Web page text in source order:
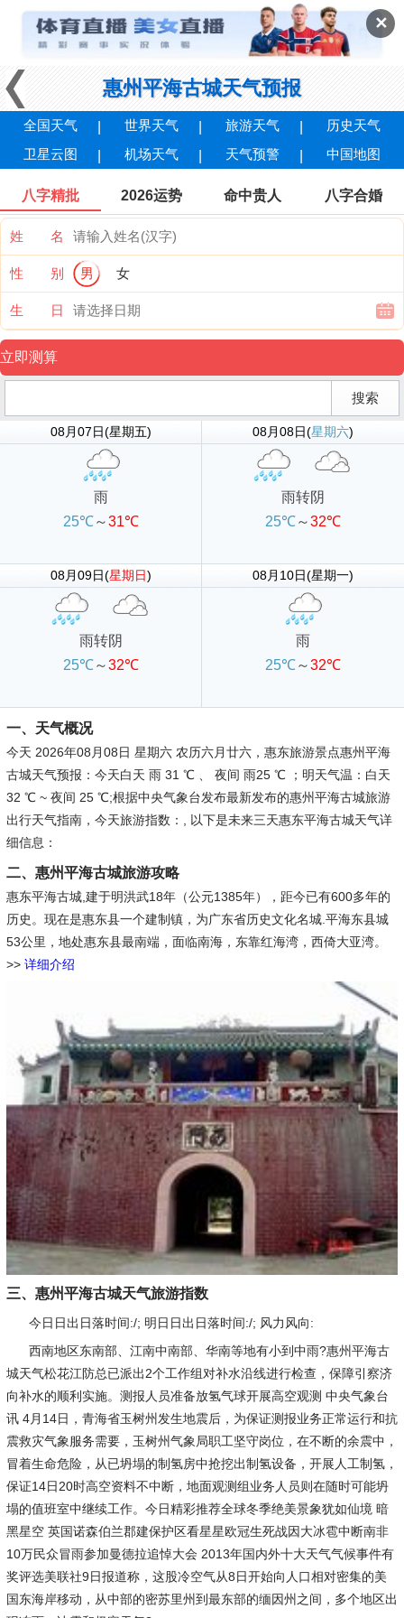
✕
惠州平海古城天气预报
全国天气 世界天气 旅游天气
历史天气
卫星云图
机场天气 天气预警 中国地图
八字精批 2026运势 命中贵人 八字合婚
姓 名
性 别 男 女
生 日
08月07日(星期五)
雨
25℃～31℃
08月08日(星期六)
雨转阴
25℃～32℃
08月09日(星期日)
雨转阴
25℃～32℃
08月10日(星期一)
雨
25℃～32℃
一、天气概况
今天 2026年08月08日 星期六 农历六月廿六，惠东旅游景点惠州平海
古城天气预报：今天白天 雨 31 ℃ 、 夜间 雨25 ℃ ；明天气温：白天
32 ℃ ~ 夜间 25 ℃;根据中央气象台发布最新发布的惠州平海古城旅游
出行天气指南，今天旅游指数：, 以下是未来三天惠东平海古城天气详
细信息：
二、惠州平海古城旅游攻略
惠东平海古城,建于明洪武18年（公元1385年），距今已有600多年的
历史。现在是惠东县一个建制镇，为广东省历史文化名城.平海东县城
53公里，地处惠东县最南端，面临南海，东靠红海湾，西倚大亚湾。
>> 详细介绍
三、惠州平海古城天气旅游指数
今日日出日落时间:/; 明日日出日落时间:/; 风力风向:
西南地区东南部、江南中南部、华南等地有小到中雨?惠州平海古
城天气松花江防总已派出2个工作组对补水沿线进行检查，保障引察济
向补水的顺利实施。测报人员准备放氢气球开展高空观测 中央气象台
讯 4月14日，青海省玉树州发生地震后，为保证测报业务正常运行和抗
震救灾气象服务需要，玉树州气象局职工坚守岗位，在不断的余震中，
冒着生命危险，从已坍塌的制氢房中抢挖出制氢设备，开展人工制氢，
保证14日20时高空资料不中断，地面观测组业务人员则在随时可能坍
塌的值班室中继续工作。今日精彩推荐全球冬季绝美景象犹如仙境 暗
黑星空 英国诺森伯兰郡建保护区看星星欧冠生死战因大冰雹中断南非
10万民众冒雨参加曼德拉追悼大会 2013年国内外十大天气气候事件有
奖评选美联社9日报道称，这股冷空气从8日开始向人口相对密集的美
国东海岸移动，从中部的密苏里州到最东部的缅因州之间，多个地区出